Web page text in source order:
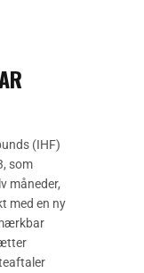
(IHF)
som
måneder,
med en ny